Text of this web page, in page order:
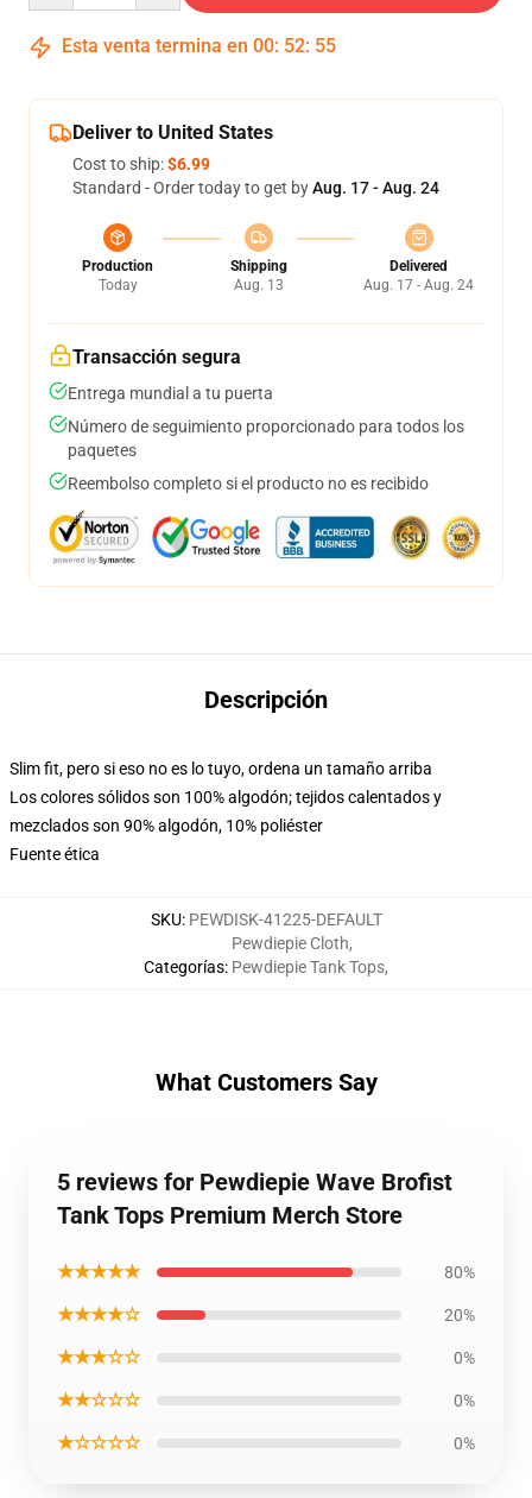
Esta venta termina en 00: 52: 54
Deliver to United States
Cost to ship:$6.99
Standard - Order today to get byAug. 17 - Aug. 24
Production
Today
Shipping
Aug. 13
Delivered
Aug. 17 - Aug. 24
Transacción segura
Entrega mundial a tu puerta
Número de seguimiento proporcionado para todos los
paquetes
Reembolso completo si el producto no es recibido
Descripción
Slim fit, pero si eso no es lo tuyo, ordena un tamaño arriba
Los colores sólidos son 100% algodón; tejidos calentados y
mezclados son 90% algodón, 10% poliéster
Fuente ética
SKU: PEWDISK-41225-DEFAULT
Categorías:
Pewdiepie Cloth,
Pewdiepie Tank Tops,
What Customers Say
5 reviews for Pewdiepie Wave Brofist
Tank Tops Premium Merch Store
★★★★★ 80%
★★★★☆ 20%
★★★☆☆ 0%
★★☆☆☆ 0%
★☆☆☆☆ 0%